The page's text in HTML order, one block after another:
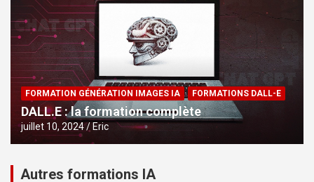
FORMATION GÉNÉRATION IMAGES IA FORMATIONS DALL-E
DALL.E : la formation complète
juillet 10, 2024 Eric
Autres formations IA